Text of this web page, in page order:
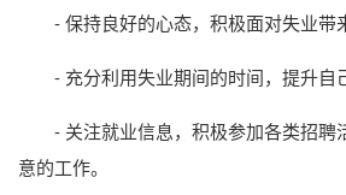
- 保持良好的心态，积极面对失业带
- 充分利用失业期间的时间，提升自
- 关注就业信息，积极参加各类招聘
意的工作。